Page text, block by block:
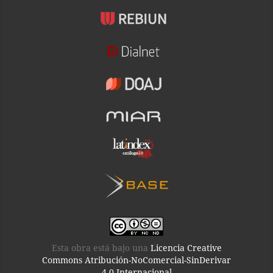
Esta obra está bajo una Licencia Creative
Commons Atribución-NoComercial-SinDerivar